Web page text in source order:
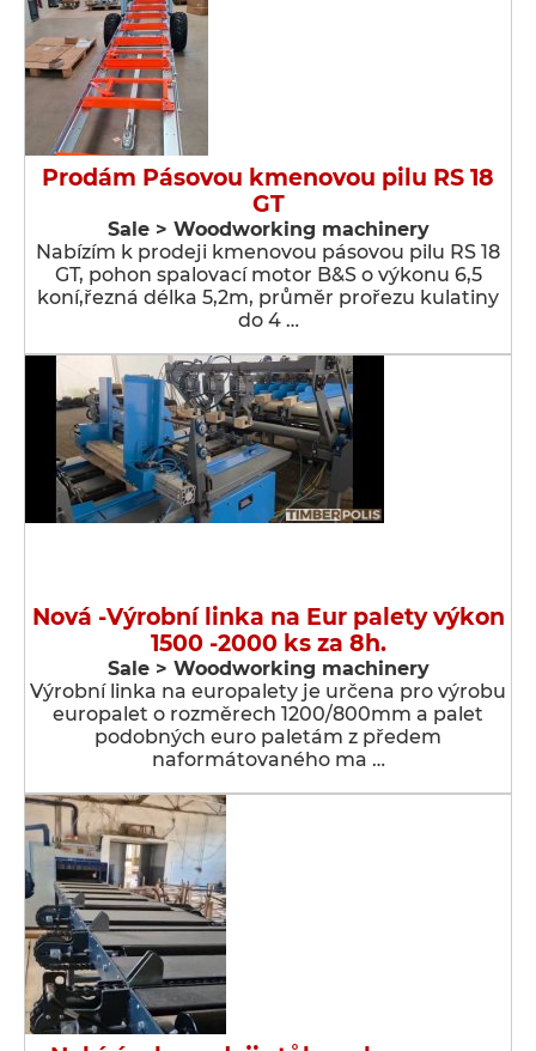
Prodám Pásovou kmenovou pilu RS 18
GT
Sale > Woodworking machinery
Nabízím k prodeji kmenovou pásovou pilu RS 18
GT, pohon spalovací motor B&S o výkonu 6,5
koní,řezná délka 5,2m, průměr prořezu kulatiny
do 4 …
Nová -Výrobní linka na Eur palety výkon
1500 -2000 ks za 8h.
Sale > Woodworking machinery
Výrobní linka na europalety je určena pro výrobu
europalet o rozměrech 1200/800mm a palet
podobných euro paletám z předem
naformátovaného ma …